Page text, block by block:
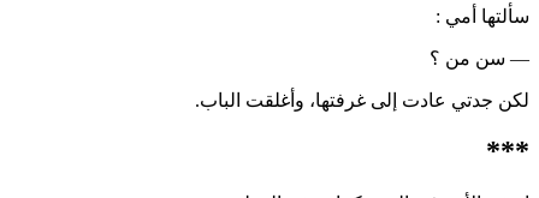
سألتها أمي :
— سن من ؟
لكن جدتي عادت إلى غرفتها، وأغلقت الباب.
***